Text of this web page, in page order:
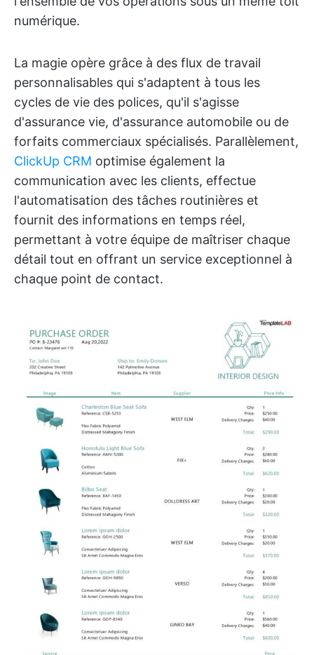
numérique.
La magie opère grâce à des flux de travail
personnalisables qui s'adaptent à tous les
cycles de vie des polices, qu'il s'agisse
d'assurance vie, d'assurance automobile ou de
forfaits commerciaux spécialisés. Parallèlement,
ClickUp CRM optimise également la
communication avec les clients, effectue
l'automatisation des tâches routinières et
fournit des informations en temps réel,
permettant à votre équipe de maîtriser chaque
détail tout en offrant un service exceptionnel à
chaque point de contact.